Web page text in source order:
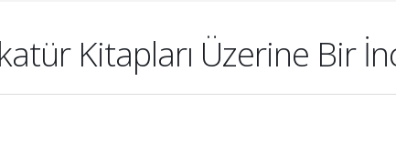
Kitapları Üzerine Bir